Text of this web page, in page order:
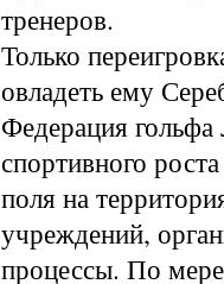
тренеров.
Только
овладеть ему
Федерация гольфа
спортивного
поля на
учреждений,
процессы. По